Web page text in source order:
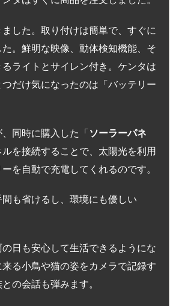
した。取り付けは簡単で、すぐに
。鮮明な映像、動体検知機能、そ
ライトとサイレン付き。ケンタは
だけ気になったのは「バッテリー
同時に購入した「ソーラーパネ
を接続することで、太陽光を利用
を自動で充電してくれるのです。
間も省けるし、環境にも優しい
日も安心して生活できるようにな
る小鳥や猫の姿をカメラで記録す
の会話も弾みます。